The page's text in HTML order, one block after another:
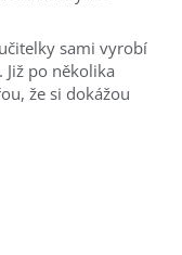
sami vyrobí
po několika
že si dokážou